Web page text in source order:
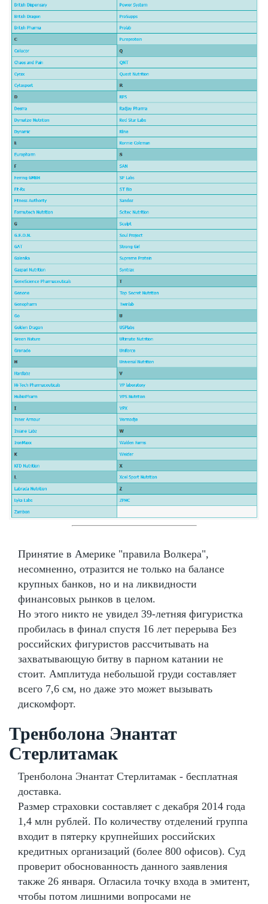
Принятие в Америке "правила Волкера",
несомненно, отразится не только на балансе
крупных банков, но и на ликвидности
финансовых рынков в целом.
Но этого никто не увидел 39-летняя фигуристка
пробилась в финал спустя 16 лет перерыва Без
российских фигуристов рассчитывать на
захватывающую битву в парном катании не
стоит. Амплитуда небольшой груди составляет
всего 7,6 см, но даже это может вызывать
дискомфорт.
Тренболона Энантат
Стерлитамак
Тренболона Энантат Стерлитамак - бесплатная
доставка.
Размер страховки составляет с декабря 2014 года
1,4 млн рублей. По количеству отделений группа
входит в пятерку крупнейших российских
кредитных организаций (более 800 офисов). Суд
проверит обоснованность данного заявления
также 26 января. Огласила точку входа в эмитент,
чтобы потом лишними вопросами не